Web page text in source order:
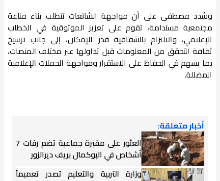
وشدد مصطفى على أن مواجهة الشائعات تتطلب بناء مناعة
مجتمعية مستدامة، تقوم على تعزيز الموثوقية في الخطاب
الإعلامي، والالتزام بالشفافية قدر الإمكان، إلى جانب ترسيخ
ثقافة التحقق من المعلومات قبل تداولها عبر مختلف المنصات،
بما يسهم في الحفاظ على الاستقرار ومواجهة الحملات الإعلامية
المضللة.
أخبار متعلقة:
العثور على مقبرة جماعية تضم رفات 7
أشخاص في البوكمال بريف ديرالزور
وزارة التربية والتعليم تصدر تعميماً